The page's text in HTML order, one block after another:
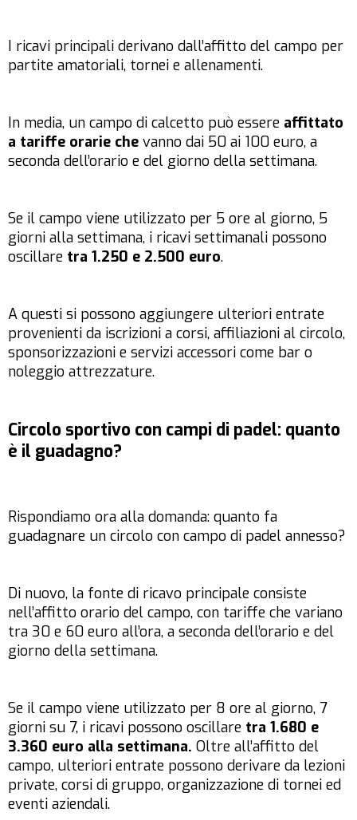
I ricavi principali derivano dall’affitto del campo per
partite amatoriali, tornei e allenamenti.
In media, un campo di calcetto può essere affittato
a tariffe orarie che vanno dai 50 ai 100 euro, a
seconda dell’orario e del giorno della settimana.
Se il campo viene utilizzato per 5 ore al giorno, 5
giorni alla settimana, i ricavi settimanali possono
oscillare tra 1.250 e 2.500 euro.
A questi si possono aggiungere ulteriori entrate
provenienti da iscrizioni a corsi, affiliazioni al circolo,
sponsorizzazioni e servizi accessori come bar o
noleggio attrezzature.
Circolo sportivo con campi di padel: quanto
è il guadagno?
Rispondiamo ora alla domanda: quanto fa
guadagnare un circolo con campo di padel annesso?
Di nuovo, la fonte di ricavo principale consiste
nell’affitto orario del campo, con tariffe che variano
tra 30 e 60 euro all’ora, a seconda dell’orario e del
giorno della settimana.
Se il campo viene utilizzato per 8 ore al giorno, 7
giorni su 7, i ricavi possono oscillare tra 1.680 e
3.360 euro alla settimana. Oltre all’affitto del
campo, ulteriori entrate possono derivare da lezioni
private, corsi di gruppo, organizzazione di tornei ed
eventi aziendali.